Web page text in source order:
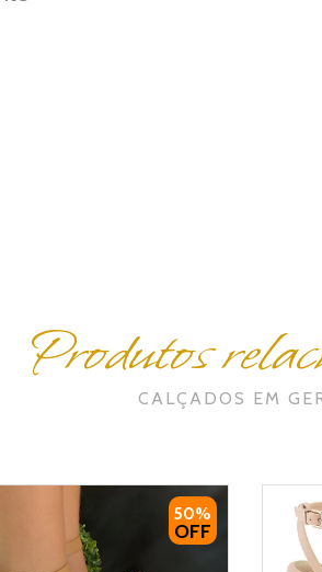
Produtos
CALÇADOS EM
50%
OFF